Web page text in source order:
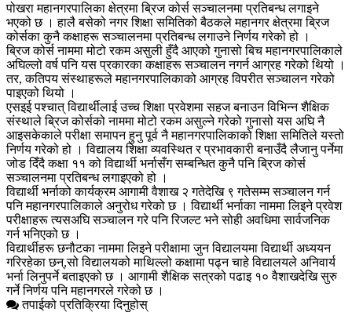
पोखरा महानगरपालिका क्षेत्रमा ब्रिज कोर्स सञ्चालनमा प्रतिबन्ध लगाइने
भएको छ । हालै बसेको नगर शिक्षा समितिको बैठकले महानगर क्षेत्रमा ब्रिज
कोर्सका कुनै कक्षाहरू सञ्चालनमा प्रतिबन्ध लगाउने निर्णय गरेको हो ।
ब्रिज कोर्स नाममा मोटो रकम असुली हुँदै आएको गुनासो बिच महानगरपालिकाले
अघिल्लो वर्ष पनि यस प्रकारका कक्षाहरू सञ्चालन नगर्न आग्रह गरेको थियो ।
तर, कतिपय संस्थाहरूले महानगरपालिकाको आग्रह विपरीत सञ्चालन गरेको
पाइएको थियो ।
एसइई पश्चात् विद्यार्थीलाई उच्च शिक्षा प्रवेशमा सहज बनाउन विभिन्न शैक्षिक
संस्थाले ब्रिज कोर्सको नाममा मोटो रकम असुल्ने गरेको गुनासो यस अघि नै
आइसकेकाले परीक्षा समापन हुनु पूर्व नै महानगरपालिकाको शिक्षा समितिले यस्तो
निर्णय गरेको हो । विद्यालय शिक्षा व्यवस्थित र प्रभावकारी बनाउँदै लैजानु पर्नेमा
जोड दिँदै कक्षा ११ को विद्यार्थी भर्नासँग सम्बन्धित कुनै पनि ब्रिज कोर्स
सञ्चालनमा प्रतिबन्ध लगाइएको हो ।
विद्यार्थी भर्नाको कार्यक्रम आगामी वैशाख २ गतेदेखि ९ गतेसम्म सञ्चालन गर्न
पनि महानगरपालिकाले अनुरोध गरेको छ । विद्यार्थी भर्नाका नाममा लिइने प्रवेश
परीक्षाहरू त्यसअघि सञ्चालन गरे पनि रिजल्ट भने सोही अवधिमा सार्वजनिक
गर्न भनिएको छ ।
विद्यार्थीहरू छनौटका नाममा लिइने परीक्षामा जुन विद्यालयमा विद्यार्थी अध्ययन
गरिरहेका छन्,सो विद्यालयको माथिल्लो कक्षामा पढ्न चाहे विद्यालयले अनिवार्य
भर्ना लिनुपर्ने बताइएको छ । आगामी शैक्षिक सत्रको पढाइ १० वैशाखदेखि सुरु
गर्ने निर्णय पनि महानगरले गरेको छ ।
तपाईको प्रतिक्रिया दिनुहोस्